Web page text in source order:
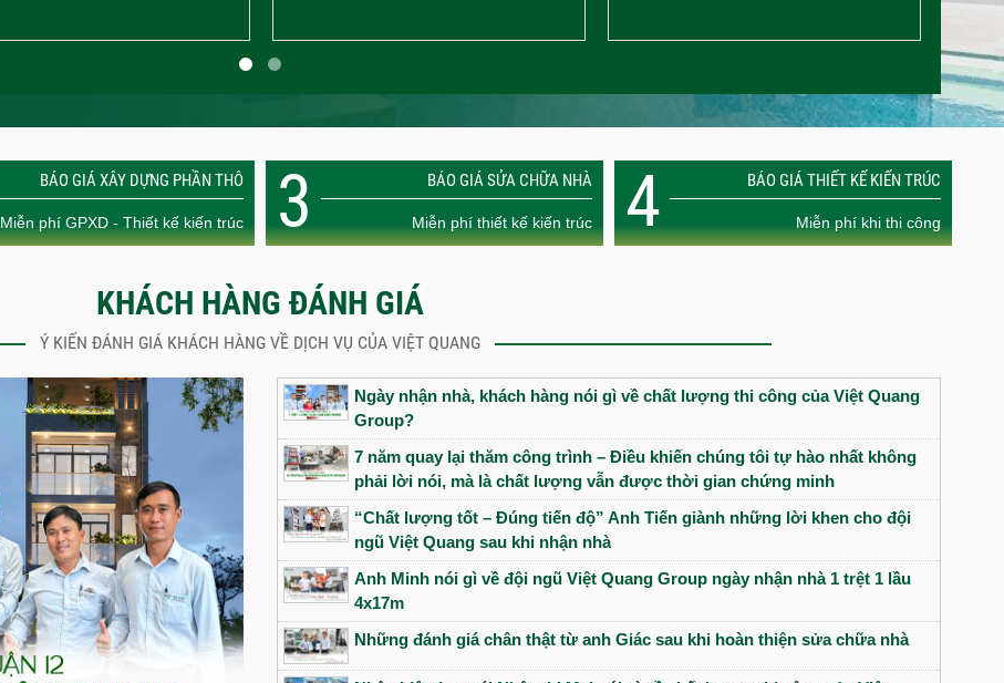
BÁO GIÁ XÂY DỰNG PHẦN THÔ
Miễn phí GPXD - Thiết kế kiến trúc 3 BÁO GIÁ SỬA CHỮA NHÀ
Miễn phí thiết kế kiến trúc 4 BÁO GIÁ THIẾT KẾ KIẾN TRÚC
Miễn phí khi thi công
KHÁCH HÀNG ĐÁNH GIÁ
Ý KIẾN ĐÁNH GIÁ KHÁCH HÀNG VỀ DỊCH VỤ CỦA VIỆT QUANG
Ngày nhận nhà, khách hàng nói gì về chất lượng thi công của Việt Quang
Group?
7 năm quay lại thăm công trình – Điều khiến chúng tôi tự hào nhất không
phải lời nói, mà là chất lượng vẫn được thời gian chứng minh
“Chất lượng tốt – Đúng tiến độ” Anh Tiến giành những lời khen cho đội
ngũ Việt Quang sau khi nhận nhà
Anh Minh nói gì về đội ngũ Việt Quang Group ngày nhận nhà 1 trệt 1 lầu
4x17m
Những đánh giá chân thật từ anh Giác sau khi hoàn thiện sửa chữa nhà